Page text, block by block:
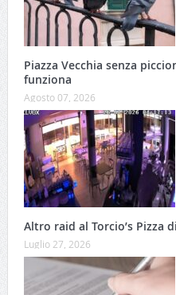
Piazza Vecchia senza
funziona
Agosto 07, 2026
Altro raid al Torcio’s Pizza
Luglio 27, 2026